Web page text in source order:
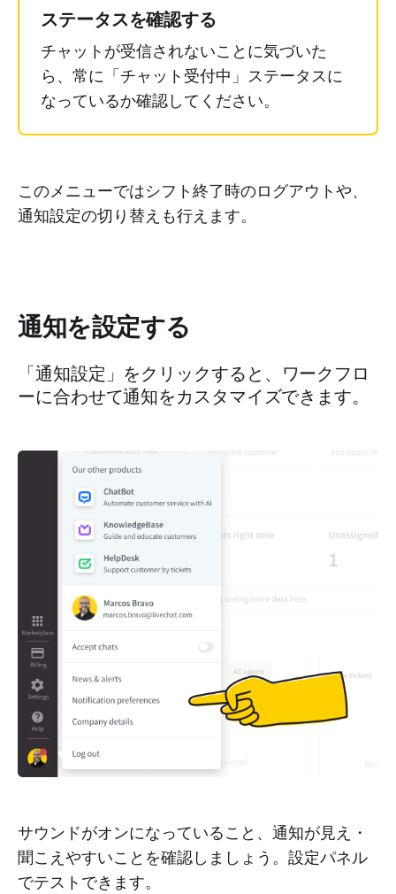
ステータスを確認する
チャットが受信されないことに気づいた
ら、常に「チャット受付中 」ステータスに
なっているか確認してください。
このメニューではシフト終了時のログアウトや、
通知設定の切り替えも行えます。
通知を設定する
「通知設定 」をクリックすると、ワークフロ
ーに合わせて通知をカスタマイズできます。
サウンドがオンになっていること、通知が見え・
聞こえやすいことを確認しましょう。設定パネル
でテストできます。